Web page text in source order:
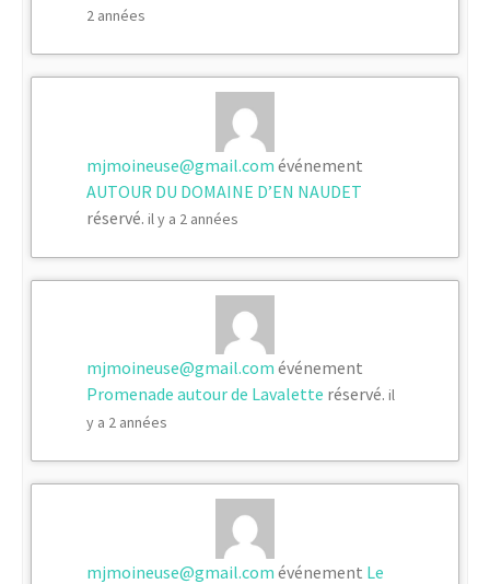
2 années
mjmoineuse@gmail.com événement
AUTOUR DU DOMAINE D’EN NAUDET
réservé. il y a 2 années
mjmoineuse@gmail.com événement
Promenade autour de Lavalette réservé. il
y a 2 années
mjmoineuse@gmail.com événement Le